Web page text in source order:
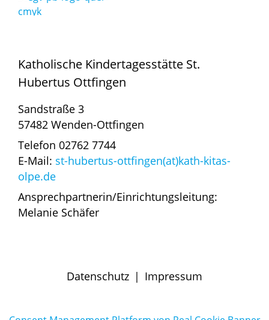
Katholische Kindertagesstätte St.
Hubertus Ottfingen
Sandstraße 3
57482 Wenden-Ottfingen
Telefon 02762 7744
E-Mail: st-hubertus-ottfingen(at)kath-kitas-
olpe.de
Ansprechpartnerin/Einrichtungsleitung:
Melanie Schäfer
Datenschutz | Impressum